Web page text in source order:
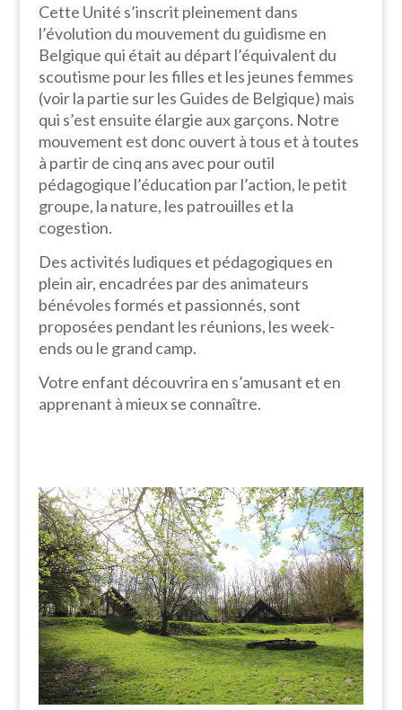
Cette Unité s’inscrit pleinement dans
l’évolution du mouvement du guidisme en
Belgique qui était au départ l’équivalent du
scoutisme pour les filles et les jeunes femmes
(voir la partie sur les Guides de Belgique) mais
qui s’est ensuite élargie aux garçons. Notre
mouvement est donc ouvert à tous et à toutes
à partir de cinq ans avec pour outil
pédagogique l’éducation par l’action, le petit
groupe, la nature, les patrouilles et la
cogestion.
Des activités ludiques et pédagogiques en
plein air, encadrées par des animateurs
bénévoles formés et passionnés, sont
proposées pendant les réunions, les week-
ends ou le grand camp.
Votre enfant découvrira en s’amusant et en
apprenant à mieux se connaître.